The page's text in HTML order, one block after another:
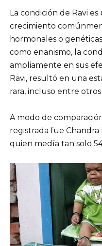
La condición de Ravi
crecimiento
hormonales o
como enanismo, la
ampliamente en sus
Ravi, resultó en una
rara, incluso entre
A modo de
registrada fue
quien medía tan solo